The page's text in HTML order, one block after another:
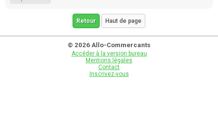
Retour Haut de page
© 2026 Allo-Commercants
Accéder à la version bureau
Mentions légales
Contact
Inscrivez-vous